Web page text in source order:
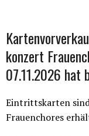
konzert
07.11.2026 hat
Eintrittskarten
Frauenchores